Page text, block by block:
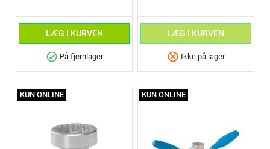
LÆG I KURVEN
check_circle På fjernlager
LÆG I KURVEN
cancel Ikke på lager
KUN ONLINE KUN ONLINE